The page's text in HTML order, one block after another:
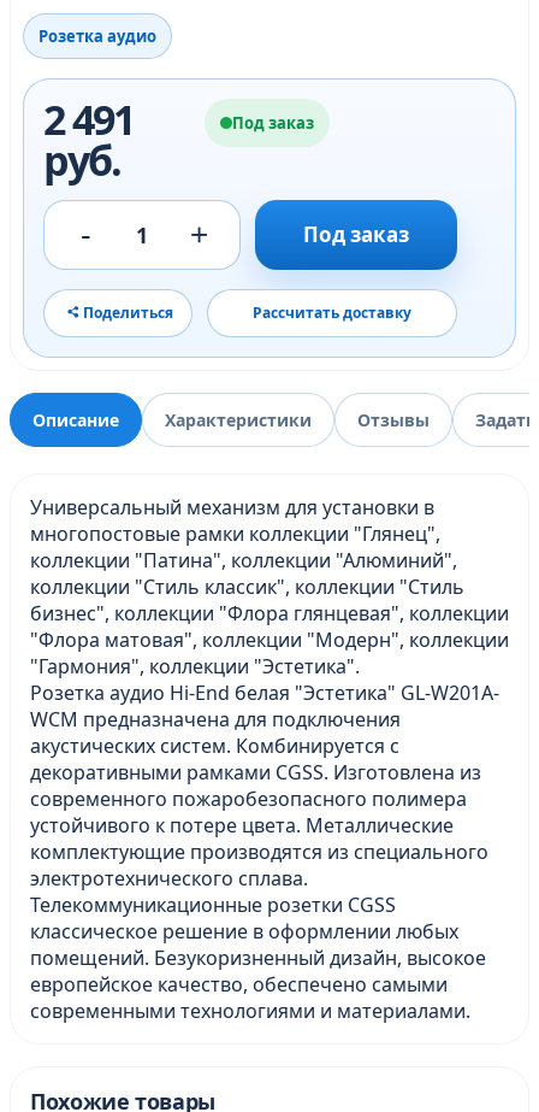
Розетка аудио
2 491
руб.
Под заказ
- 1 + Под заказ
Поделиться Рассчитать доставку
Описание Характеристики Отзывы
Универсальный механизм для установки в
многопостовые рамки коллекции "Глянец",
коллекции "Патина", коллекции "Алюминий",
коллекции "Стиль классик", коллекции "Стиль
бизнес", коллекции "Флора глянцевая", коллекции
"Флора матовая", коллекции "Модерн", коллекции
"Гармония", коллекции "Эстетика".
Розетка аудио Hi-End белая "Эстетика" GL-W201A-
WCM предназначена для подключения
акустических систем. Комбинируется с
декоративными рамками CGSS. Изготовлена из
современного пожаробезопасного полимера
устойчивого к потере цвета. Металлические
комплектующие производятся из специального
электротехнического сплава.
Телекоммуникационные розетки CGSS
классическое решение в оформлении любых
помещений. Безукоризненный дизайн, высокое
европейское качество, обеспечено самыми
современными технологиями и материалами.
Похожие товары